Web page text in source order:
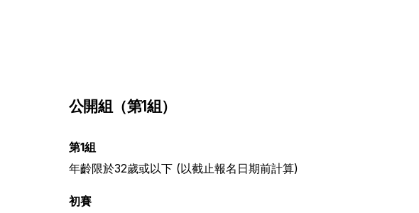
公開組（第1組）
第1組
年齡限於32歲或以下 (以截止報名日期前計算)
初賽